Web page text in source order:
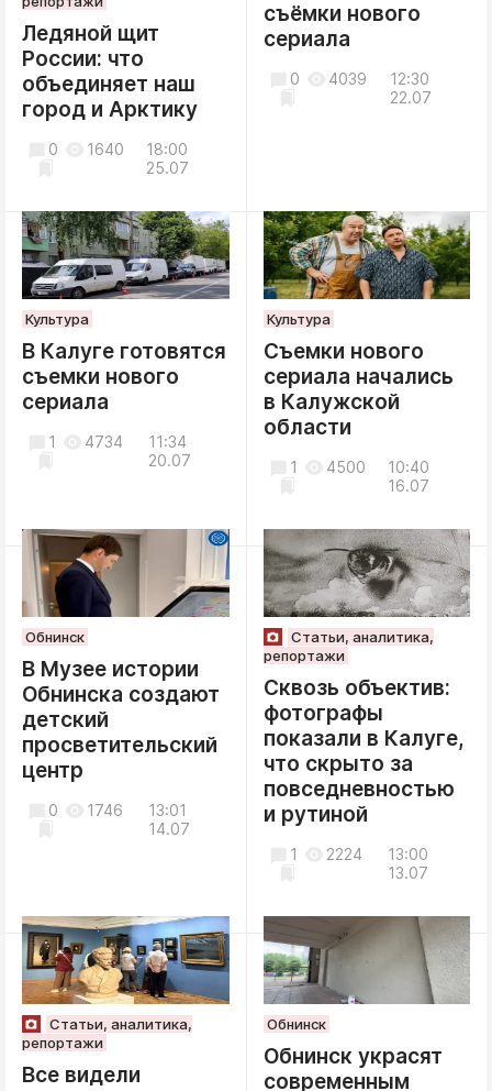
Ледяной щит
России: что
объединяет наш
город и Арктику
18:00
25.07
0 1640
съёмки нового
сериала
12:30
22.07
0 4039
Культура
В Калуге готовятся
съемки нового
сериала
11:34
20.07
1 4734
Культура
Съемки нового
сериала начались
в Калужской
области
10:40
16.07
1 4500
Обнинск
В Музее истории
Обнинска создают
детский
просветительский
центр
13:01
14.07
0 1746
Статьи, аналитика,
репортажи
Сквозь объектив:
фотографы
показали в Калуге,
что скрыто за
повседневностью
и рутиной
13:00
13.07
1 2224
Статьи, аналитика,
репортажи
Все видели
Обнинск
Обнинск украсят
современным